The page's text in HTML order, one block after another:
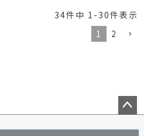
34件中 1 - 30件表示
1
2